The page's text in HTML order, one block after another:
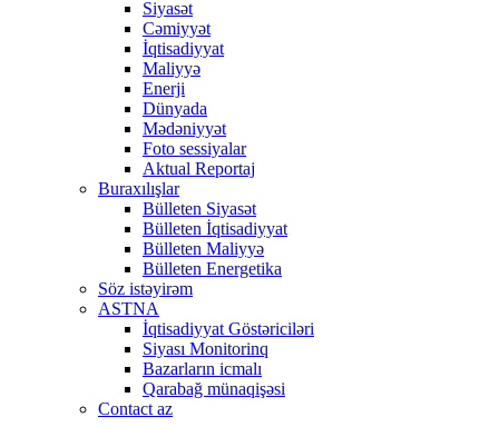
Siyasət
Cəmiyyət
İqtisadiyyat
Maliyyə
Enerji
Dünyada
Mədəniyyət
Foto sessiyalar
Aktual Reportaj
Buraxılışlar
Bülleten Siyasət
Bülleten İqtisadiyyat
Bülleten Maliyyə
Bülleten Energetika
Söz istəyirəm
ASTNA
İqtisadiyyat Göstəriciləri
Siyası Monitorinq
Bazarların icmalı
Qarabağ münaqişəsi
Contact az